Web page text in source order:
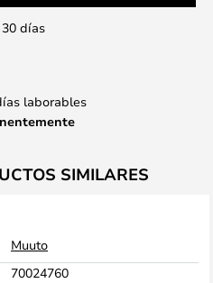
días
laborables
SIMILARES
Muuto
70024760